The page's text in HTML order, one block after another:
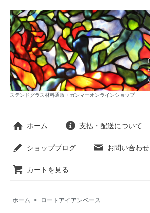
ステンドグラス材料通販・ガンマーオンラインショップ
ホーム 支払・配送について
ショップブログ お問い合わせ
カートを見る
ホーム > ロートアイアンベース